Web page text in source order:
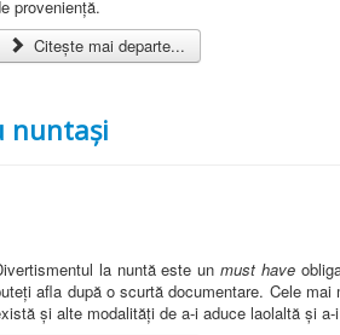
proveniență.
Citește mai departe...
nuntași
la nuntă este unmust have
afla după o scurtă documentare. Cele
și alte modalități de a-i aduce laolaltă și